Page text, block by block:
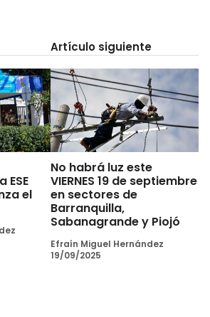
ESE
el
Artículo siguiente
No habrá luz este
VIERNES 19 de septiembre
en sectores de
Barranquilla,
Sabanagrande y Piojó
Efraín Miguel Hernández
19/09/2025